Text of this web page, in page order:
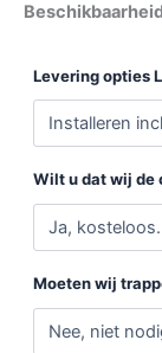
Levering opties
Wilt u dat wij de
Moeten wij